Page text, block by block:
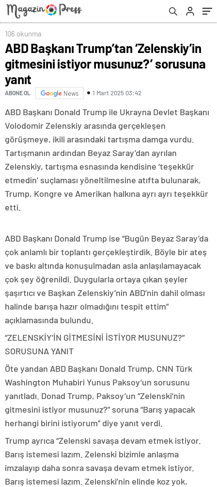
106 okunma
ABD Başkanı Trump’tan ‘Zelenskiy’in
gitmesini istiyor musunuz?’ sorusuna
yanıt
ABONE OL News 1 Mart 2025 03:42
ABD Başkanı Donald Trump ile Ukrayna Devlet Başkanı
Volodomir Zelenskiy arasında gerçekleşen
görüşmeye, ikili arasındaki tartışma damga vurdu.
Tartışmanın ardından Beyaz Saray’dan ayrılan
Zelenskiy, tartışma esnasında kendisine ‘teşekkür
etmedin’ suçlaması yöneltilmesine atıfta bulunarak,
Trump, Kongre ve Amerikan halkına ayrı ayrı teşekkür
etti.
ABD Başkanı Donald Trump ise “Bugün Beyaz Saray’da
çok anlamlı bir toplantı gerçekleştirdik. Böyle bir ateş
ve baskı altında konuşulmadan asla anlaşılamayacak
çok şey öğrenildi. Duygularla ortaya çıkan şeyler
şaşırtıcı ve Başkan Zelenskiy’nin ABD’nin dahil olması
halinde barışa hazır olmadığını tespit ettim”
açıklamasında bulundu.
“ZELENSKİY’İN GİTMESİNİ İSTİYOR MUSUNUZ?”
SORUSUNA YANIT
Öte yandan ABD Başkanı Donald Trump, CNN Türk
Washington Muhabiri Yunus Paksoy’un sorusunu
yanıtladı. Donad Trump, Paksoy’un “Zelenski’nin
gitmesini istiyor musunuz?” soruna “Barış yapacak
herhangi birini istiyorum” diye yanıt verdi.
Trump ayrıca “Zelenski savaşa devam etmek istiyor.
Barış istemesi lazım. Zelenski bizimle anlaşma
imzalayıp daha sonra savaşa devam etmek istiyor.
Barış istemesi lazım. Zelenski’nin elinde koz yok,